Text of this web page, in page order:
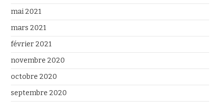
mai 2021
mars 2021
février 2021
novembre 2020
octobre 2020
septembre 2020